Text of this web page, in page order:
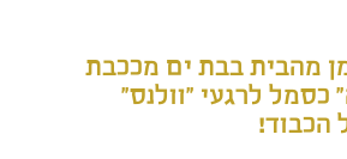
מהבית בבת ים מככבת
כסמל לרגעי "וולנס"
הכבוד!